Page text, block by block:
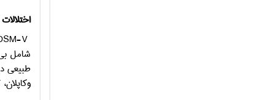
V
طبیعی
وکاپلان، 2007).